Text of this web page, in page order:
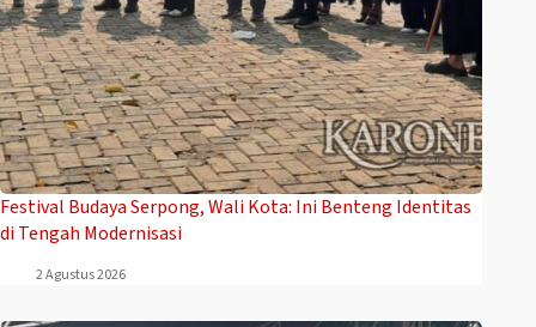
Festival Budaya Serpong, Wali Kota: Ini Benteng Identitas
di Tengah Modernisasi
2 Agustus 2026